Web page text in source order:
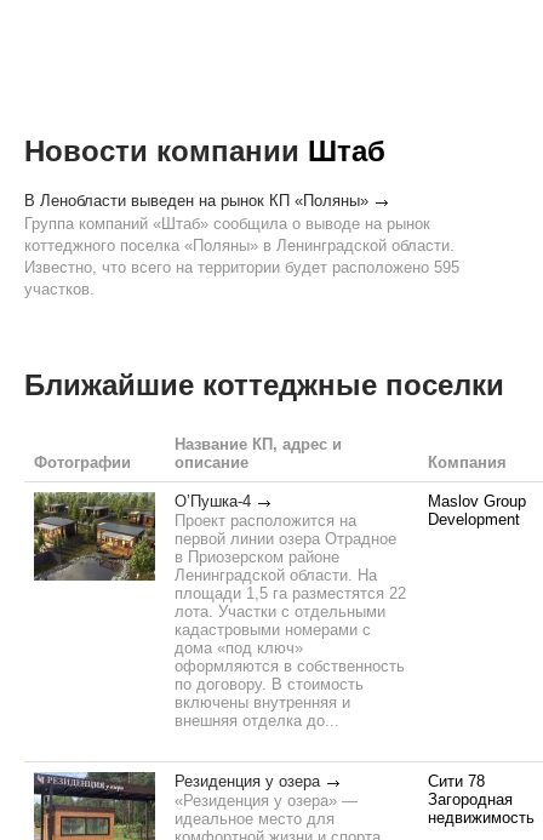
Новости компании Штаб
В Ленобласти выведен на рынок КП «Поляны»
Группа компаний «Штаб» сообщила о выводе на рынок
коттеджного поселка «Поляны» в Ленинградской области.
Известно, что всего на территории будет расположено 595
участков.
Ближайшие коттеджные поселки
Фотографии
Название КП, адрес и
описание
Компания
О’Пушка-4
Проект расположится на
первой линии озера Отрадное
в Приозерском районе
Ленинградской области. На
площади 1,5 га разместятся 22
лота. Участки с отдельными
кадастровыми номерами с
дома «под ключ»
оформляются в собственность
по договору. В стоимость
включены внутренняя и
внешняя отделка до...
Maslov Group
Development
Резиденция у озера
«Резиденция у озера» —
идеальное место для
Сити 78
Загородная
недвижимость